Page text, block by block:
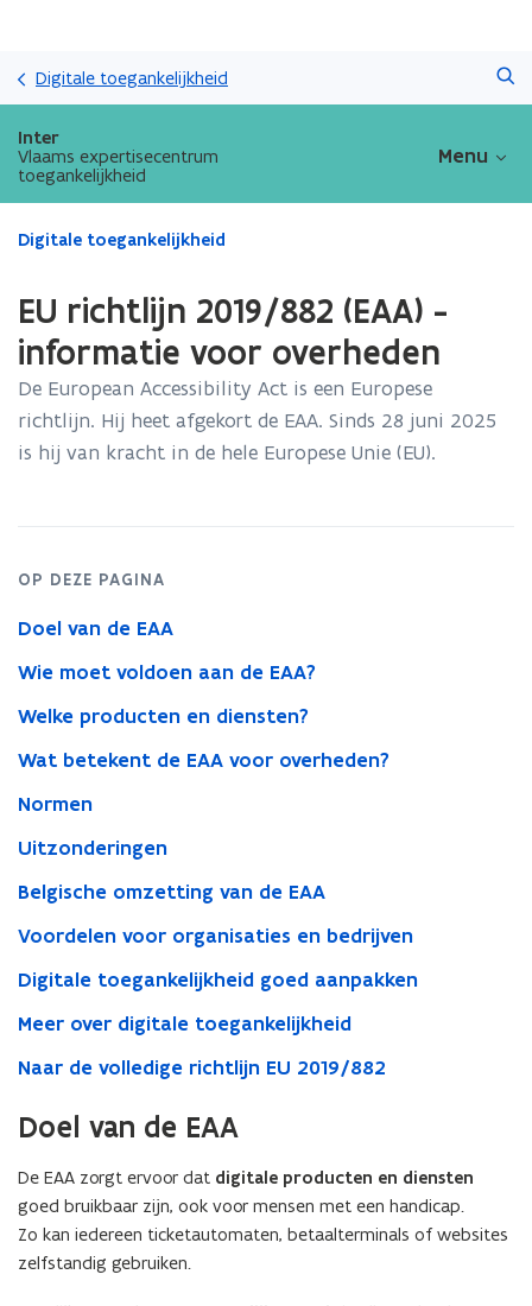
Digitale toegankelijkheid
Inter
Vlaams expertisecentrum
toegankelijkheid
Menu
Gedaan
bevindt
zich
op:
2019/882
overheden
Digitale toegankelijkheid
EU richtlijn 2019/882 (EAA) -
informatie voor overheden
De European Accessibility Act is een Europese
richtlijn. Hij heet afgekort de EAA. Sinds 28 juni 2025
is hij van kracht in de hele Europese Unie (EU).
OP DEZE PAGINA
Doel van de EAA
Wie moet voldoen aan de EAA?
Welke producten en diensten?
Wat betekent de EAA voor overheden?
Normen
Uitzonderingen
Belgische omzetting van de EAA
Voordelen voor organisaties en bedrijven
Digitale toegankelijkheid goed aanpakken
Meer over digitale toegankelijkheid
Naar de volledige richtlijn EU 2019/882
Doel van de EAA
De EAA zorgt ervoor dat digitale producten en diensten
goed bruikbaar zijn, ook voor mensen met een handicap.
Zo kan iedereen ticketautomaten, betaalterminals of websites
zelfstandig gebruiken.